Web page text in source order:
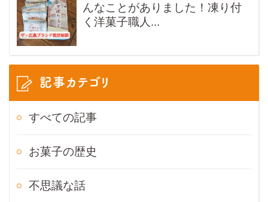
んなことがありました！凍り付
く洋菓子職人...
記事カテゴリ
すべての記事
お菓子の歴史
不思議な話